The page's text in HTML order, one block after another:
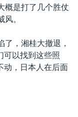
概是打了几个胜仗
风。
了，湘桂大撤退，
可以找到这些照
动，日本人在后面